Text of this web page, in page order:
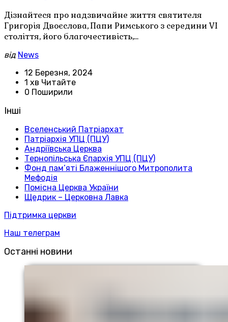
Дізнайтеся про надзвичайне життя святителя
Григорія Двоєслова, Папи Римського з середини VI
століття, його благочестивість,…
від News
12 Березня, 2024
1 хв Читайте
0 Поширили
Інші
Вселенський Патріархат
Патріархія УПЦ (ПЦУ)
Андріївська Церква
Тернопільська Єпархія УПЦ (ПЦУ)
Фонд пам’яті Блаженнішого Митрополита
Мефодія
Помісна Церква України
Щедрик – Церковна Лавка
Підтримка церкви
Наш телеграм
Останні новини